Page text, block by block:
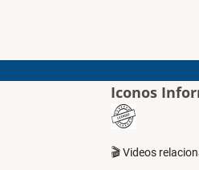
Iconos
🎬 Videos